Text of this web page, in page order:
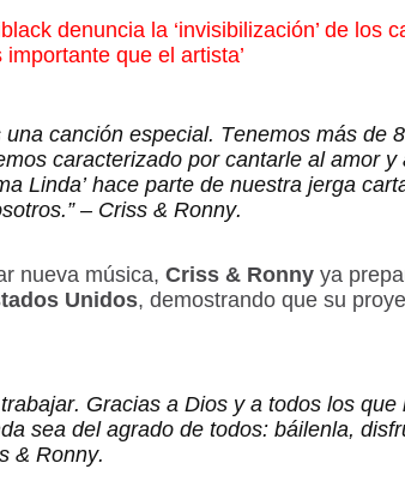
denuncia la ‘invisibilización’ de los
importante que el artista’
una canción especial. Tenemos más de
caracterizado por cantarle al amor
Linda’ hace parte de nuestra jerga
– Criss & Ronny.
nueva música, Criss & Ronnyya
Unidos, demostrando que su
Gracias a Dios y a todos los
sea del agrado de todos: báilenla,
& Ronny.